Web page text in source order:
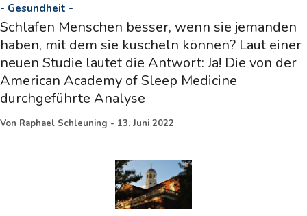
- Gesundheit -
Schlafen Menschen besser, wenn sie jemanden
haben, mit dem sie kuscheln können? Laut einer
neuen Studie lautet die Antwort: Ja! Die von der
American Academy of Sleep Medicine
durchgeführte Analyse
Von Raphael Schleuning - 13. Juni 2022